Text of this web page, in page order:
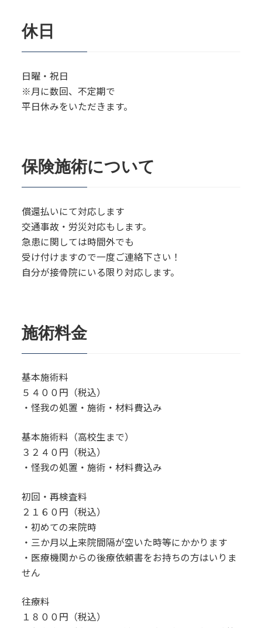
休日
日曜・祝日
※月に数回、不定期で
平日休みをいただきます。
保険施術について
償還払いにて対応します
交通事故・労災対応もします。
急患に関しては時間外でも
受け付けますので一度ご連絡下さい！
自分が接骨院にいる限り対応します。
施術料金
基本施術料
５４００円（税込）
・怪我の処置・施術・材料費込み
基本施術料（高校生まで）
３２４０円（税込）
・怪我の処置・施術・材料費込み
初回・再検査料
２１６０円（税込）
・初めての来院時
・三か月以上来院間隔が空いた時等にかかります
・医療機関からの後療依頼書をお持ちの方はいりま
せん
往療料
１８００円（税込）